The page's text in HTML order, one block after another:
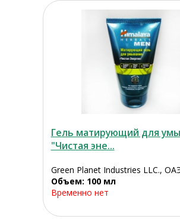
Гель матирующий для
"Чистая эне...
Green Planet Industries LLC.,
Объем: 100 мл
Временно нет